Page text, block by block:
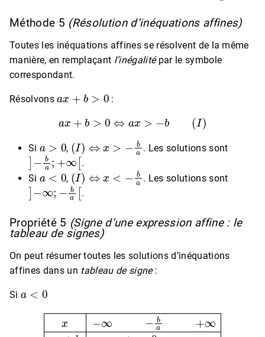
Méthode 5 (Résolution d’inéquations affines)
Toutes les inéquations affines se résolvent de la même
manière, en remplaçant l’inégalitépar le symbole
correspondant.
Résolvons
>
:
a x b >0 ⇔a x> b(
Si ,
(I)⇔
. Les solutions sont
]− ba; ∞
.
Si
a< 0
,
(I)⇔
. Les solutions sont
]− ∞ −ba [
.
Propriété 5 (Signe d’une expression affine : le
tableau de signes)
On peut résumer toutes les solutions d’inéquations
affines dans un tableau de signe:
Si
x−∞−ba+∞ax+b+0−